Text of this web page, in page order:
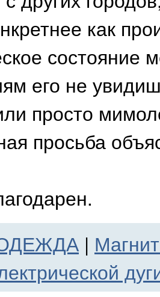
как
состояние
его не
просто
просьба
|